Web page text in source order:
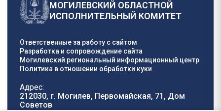
МОГИЛЕВСКИЙ ОБЛАСТНОЙ
ИСПОЛНИТЕЛЬНЫЙ КОМИТЕТ
Ответственные за работу с сайтом
Разработка и сопровождение сайта
Могилевский региональный информационный центр
Политика в отношении обработки куки
Адрес:
212030, г. Могилев, Первомайская, 71, Дом
Cоветов